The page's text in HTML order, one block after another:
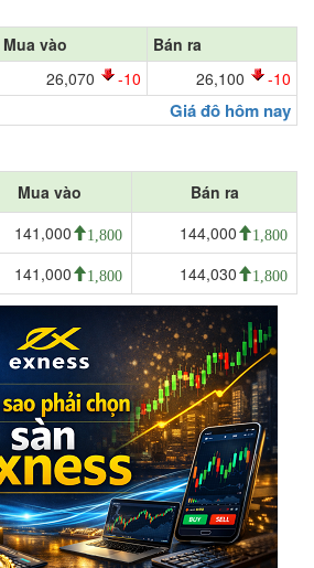
Mua vào Bán ra
26,070 -10 26,100 -10
Giá đô hôm nay
Mua vào
Bán ra
141,000 1,800 144,000 1,800
141,000 1,800 144,030 1,800